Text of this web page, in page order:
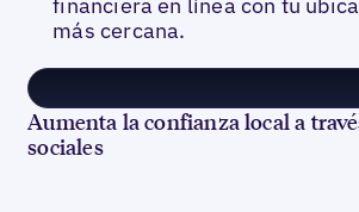
financiera en línea con tu
más cercana.
Aumenta la confianza local a
sociales